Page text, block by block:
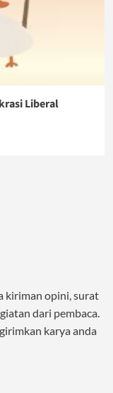
Liberal
kiriman opini, surat
dari pembaca.
karya anda